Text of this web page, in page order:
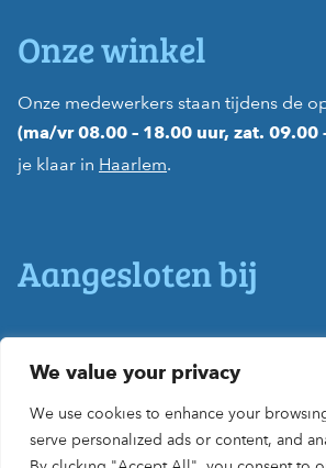
We value your privacy
We use cookies to enhance your
serve personalized ads or content, and
Onze winkel
Onze medewerkers staan tijdens de
(ma/vr 08.00 – 18.00 uur, zat. 09.00
je klaar in Haarlem.
Aangesloten bij